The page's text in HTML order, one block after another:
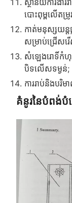
ស្ថានីយការងា
បោះពុម្ពលើតម្រូ
កាត់មនុស្សយន្ត
សម្រាប់ជ្រើសរ
សំឡេងរោទិ៍កំហុ
បិទលើសទម្ងន់;
ការរាប់និងបរិ
គំនូរនៃបំពង់បំ